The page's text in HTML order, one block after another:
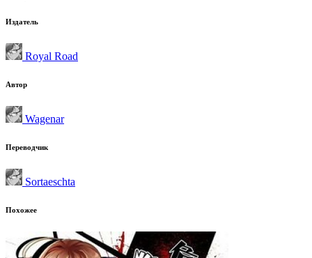
Издатель
Royal Road
Автор
Wagenar
Переводчик
Sortaeschta
Похожее